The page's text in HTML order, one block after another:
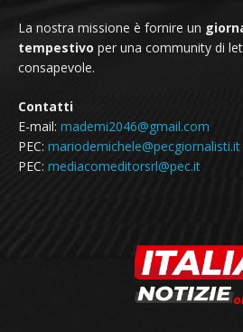
La nostra missione è fornire un
tempestivo per una community di
consapevole.
Contatti
E-mail: mademi2046@gmail.com
PEC: mariodemichele@pecgiornalisti.it
PEC: mediacomeditorsrl@pec.it